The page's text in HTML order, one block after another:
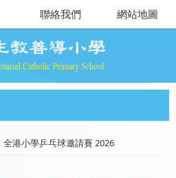
聯絡我們 網站地圖
全港小學乒乓球邀請賽 2026